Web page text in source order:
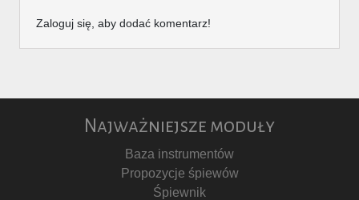
Zaloguj się, aby dodać komentarz!
Najważniejsze moduły
Baza instrumentów
Propozycje śpiewów
Śpiewnik